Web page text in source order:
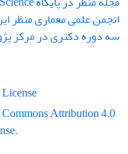
انجمن علمی معماری منظر
سه دوره دکتری در مرکز
Attribution 4.0
.